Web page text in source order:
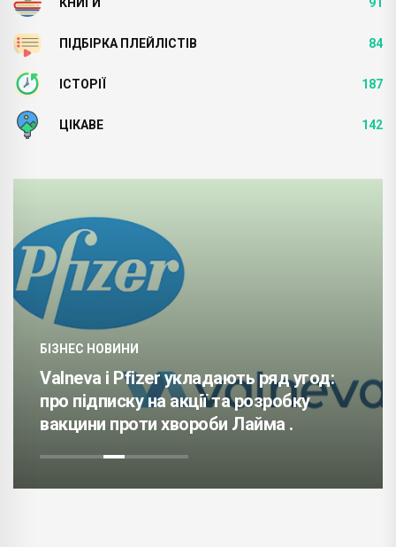
ПІДБІРКА ПЛЕЙЛІСТІВ 84
ІСТОРІЇ 187
ЦІКАВЕ 142
БІЗНЕС НОВИНИ
Valneva і Pfizer укладають ряд угод:
про підписку на акції та розробку
вакцини проти хвороби Лайма .